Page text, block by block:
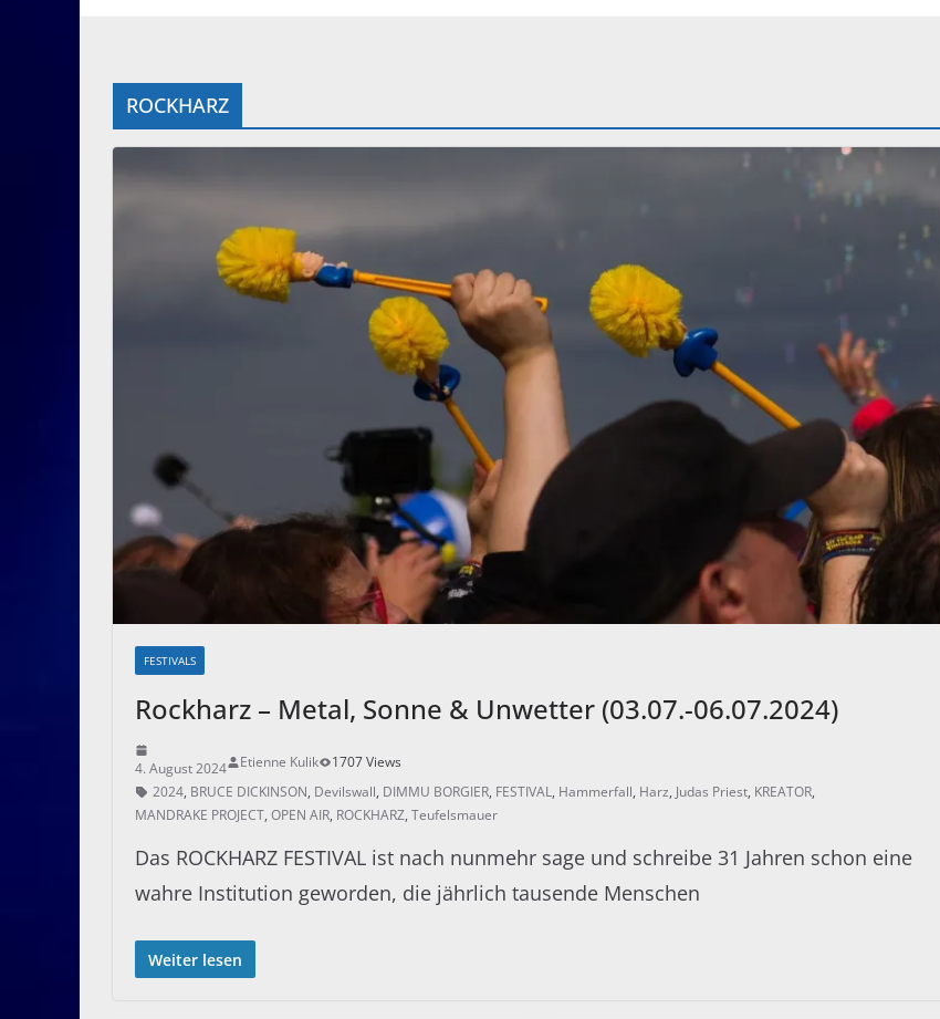
ROCKHARZ
FESTIVALS
Rockharz – Metal, Sonne & Unwetter (03.07.-06.07.2024)
4. August 2024 Etienne Kulik
1707 Views
2024, BRUCE DICKINSON, Devilswall, DIMMU BORGIER, FESTIVAL, Hammerfall, Harz, Judas Priest, KREATOR,
MANDRAKE PROJECT, OPEN AIR, ROCKHARZ, Teufelsmauer
Das ROCKHARZ FESTIVAL ist nach nunmehr sage und schreibe 31 Jahren schon eine
wahre Institution geworden, die jährlich tausende Menschen
Weiter lesen